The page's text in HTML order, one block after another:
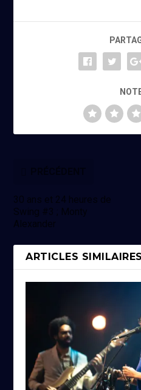
30 ans et 24 heures de
Swing #3 ; Monty
Alexander
ARTICLES SIMILAIRES